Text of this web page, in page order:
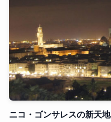
ニコ・ゴンサレスの新天